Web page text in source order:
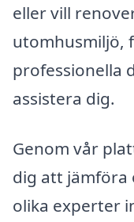
eller vill
utomhusmiljö,
professionella
assistera dig.
Genom vår
dig att jämföra
olika experter